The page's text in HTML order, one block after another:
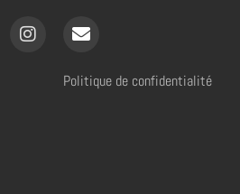
Politique de confidentialité